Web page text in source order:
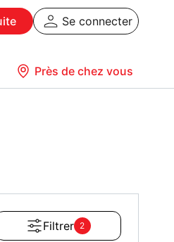
Se connecter
Près de chez vous
Filtrer 2